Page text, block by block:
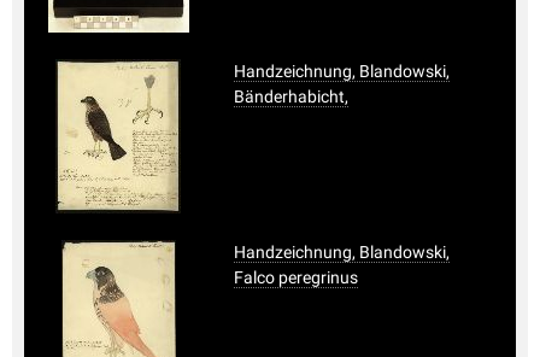
Handzeichnung, Blandowski,
Bänderhabicht,
Handzeichnung, Blandowski,
Falco peregrinus